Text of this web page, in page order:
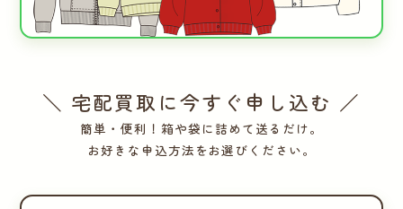
＼ 宅配買取に今すぐ申し込む ／
簡単・便利！箱や袋に詰めて送るだけ。
お好きな申込方法をお選びください。